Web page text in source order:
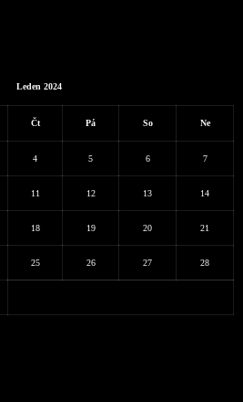
Leden 2024
Čt Pá So Ne
4 5 6 7
11 12 13 14
18 19 20 21
25 26 27 28